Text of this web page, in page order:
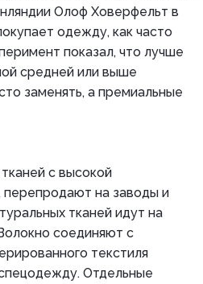
Олоф Ховерфельт в
одежду, как часто
показал, что лучше
средней или выше
заменять, а премиальные
с высокой
на заводы и
тканей идут на
соединяют с
текстиля
Отдельные